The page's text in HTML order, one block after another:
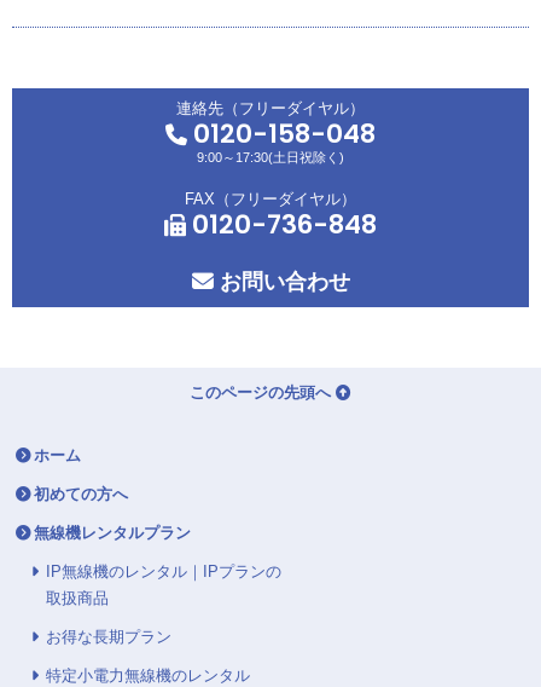
連絡先（フリーダイヤル）
0120-158-048
9:00～17:30(土日祝除く)
FAX（フリーダイヤル）
0120-736-848
お問い合わせ
このページの先頭へ
ホーム
初めての方へ
無線機レンタルプラン
IP無線機のレンタル｜IPプランの
取扱商品
お得な長期プラン
特定小電力無線機のレンタル